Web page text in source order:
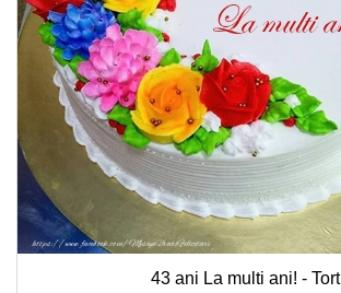
43 ani La multi ani! - Tort